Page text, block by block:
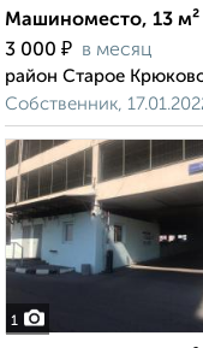
Машиноместо, 13 м²
3 000 ₽ в месяц
район Старое
Собственник,
1